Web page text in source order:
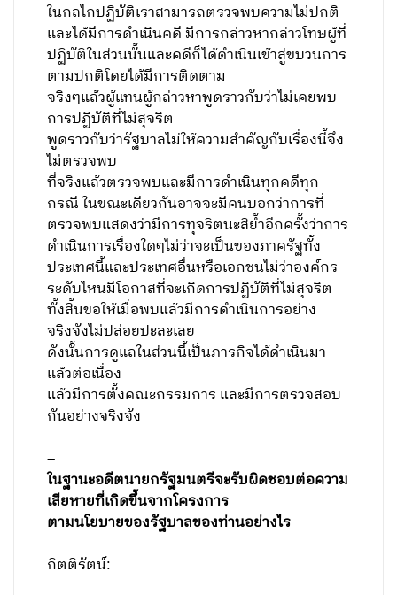
ในกลไกปฏิบัติเราสามารถตรวจพบความไม่ปกติ
และได้มีการดำเนินคดี มีการกล่าวหากล่าวโทษผู้ที่
ปฏิบัติในส่วนนั้นและคดีก็ได้ดำเนินเข้าสู่ขบวนการ
ตามปกติโดยได้มีการติดตาม
จริงๆแล้วผู้แทนผู้กล่าวหาพูดราวกับว่าไม่เคยพบ
การปฏิบัติที่ไม่สุจริต
พูดราวกับว่ารัฐบาลไม่ให้ความสำคัญกับเรื่องนี้จึง
ไม่ตรวจพบ
ที่จริงแล้วตรวจพบและมีการดำเนินทุกคดีทุก
กรณี ในขณะเดียวกันอาจจะมีคนบอกว่าการที่
ตรวจพบแสดงว่ามีการทุจริตนะสิย้ำอีกครั้งว่าการ
ดำเนินการเรื่องใดๆไม่ว่าจะเป็นของภาครัฐทั้ง
ประเทศนี้และประเทศอื่นหรือเอกชนไม่ว่าองค์กร
ระดับไหนมีโอกาสที่จะเกิดการปฏิบัติที่ไม่สุจริต
ทั้งสิ้นขอให้เมื่อพบแล้วมีการดำเนินการอย่าง
จริงจังไม่ปล่อยปะละเลย
ดังนั้นการดูแลในส่วนนี้เป็นภารกิจได้ดำเนินมา
แล้วต่อเนื่อง
แล้วมีการตั้งคณะกรรมการ และมีการตรวจสอบ
กันอย่างจริงจัง
–
ในฐานะอดีตนายกรัฐมนตรีจะรับผิดชอบต่อความ
เสียหายที่เกิดขึ้นจากโครงการ
ตามนโยบายของรัฐบาลของท่านอย่างไร
กิตติรัตน์: